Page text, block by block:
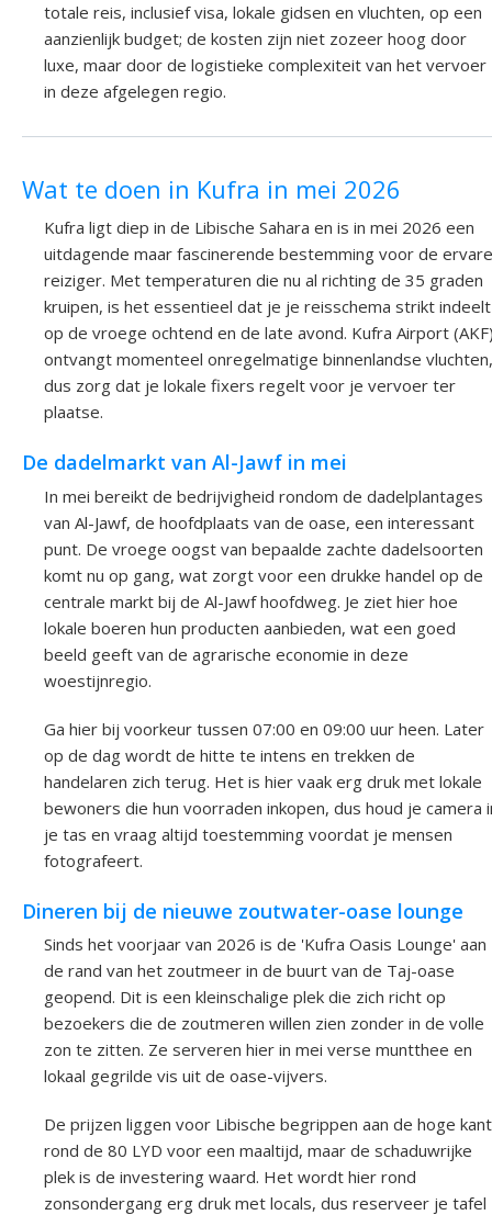
totale reis, inclusief visa, lokale gidsen en vluchten, op een
aanzienlijk budget; de kosten zijn niet zozeer hoog door
luxe, maar door de logistieke complexiteit van het vervoer
in deze afgelegen regio.
Wat te doen in Kufra in mei 2026
Kufra ligt diep in de Libische Sahara en is in mei 2026 een
uitdagende maar fascinerende bestemming voor de
reiziger. Met temperaturen die nu al richting de 35 graden
kruipen, is het essentieel dat je je reisschema strikt indeelt
op de vroege ochtend en de late avond. Kufra Airport
ontvangt momenteel onregelmatige binnenlandse vluchten,
dus zorg dat je lokale fixers regelt voor je vervoer ter
plaatse.
De dadelmarkt van Al-Jawf in mei
In mei bereikt de bedrijvigheid rondom de dadelplantages
van Al-Jawf, de hoofdplaats van de oase, een interessant
punt. De vroege oogst van bepaalde zachte dadelsoorten
komt nu op gang, wat zorgt voor een drukke handel op de
centrale markt bij de Al-Jawf hoofdweg. Je ziet hier hoe
lokale boeren hun producten aanbieden, wat een goed
beeld geeft van de agrarische economie in deze
woestijnregio.
Ga hier bij voorkeur tussen 07:00 en 09:00 uur heen. Later
op de dag wordt de hitte te intens en trekken de
handelaren zich terug. Het is hier vaak erg druk met lokale
bewoners die hun voorraden inkopen, dus houd je camera
je tas en vraag altijd toestemming voordat je mensen
fotografeert.
Dineren bij de nieuwe zoutwater-oase lounge
Sinds het voorjaar van 2026 is de 'Kufra Oasis Lounge' aan
de rand van het zoutmeer in de buurt van de Taj-oase
geopend. Dit is een kleinschalige plek die zich richt op
bezoekers die de zoutmeren willen zien zonder in de volle
zon te zitten. Ze serveren hier in mei verse muntthee en
lokaal gegrilde vis uit de oase-vijvers.
De prijzen liggen voor Libische begrippen aan de hoge
rond de 80 LYD voor een maaltijd, maar de schaduwrijke
plek is de investering waard. Het wordt hier rond
zonsondergang erg druk met locals, dus reserveer je tafel